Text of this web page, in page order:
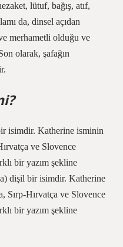
lütuf, bağış, atıf,
da, dinsel açıdan
merhametli olduğu ve
olarak, şafağın
isimdir. Katherine isminin
ve Slovence
bir yazım şekline
dişil bir isimdir. Katherine
Sırp-Hırvatça ve Slovence
bir yazım şekline